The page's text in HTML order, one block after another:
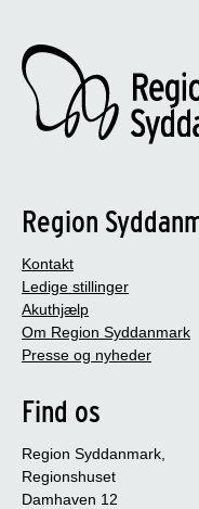
Region
Kontakt
Ledige stillinger
Akuthjælp
Om Region Syddanmark
Presse og nyheder
Find os
Region Syddanmark,
Regionshuset
Damhaven 12